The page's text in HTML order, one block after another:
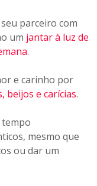
parceiro com
um jantar à luz de
.
e carinho por
beijos e carícias.
tempo
mesmo que
ou dar um